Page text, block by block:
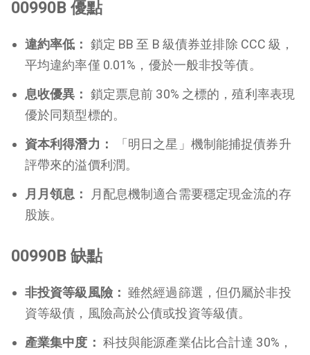
00990B 優點
違約率低： 鎖定 BB 至 B 級債券並排除 CCC 級，
平均違約率僅 0.01%，優於一般非投等債。
息收優異： 鎖定票息前 30% 之標的，殖利率表現
優於同類型標的。
資本利得潛力：
「明日之星」機制能捕捉債券升
評帶來的溢價利潤。
月月領息：
月配息機制適合需要穩定現金流的存
股族。
00990B 缺點
非投資等級風險： 雖然經過篩選，但仍屬於非投
資等級債，風險高於公債或投資等級債。
產業集中度： 科技與能源產業佔比合計達 30%，